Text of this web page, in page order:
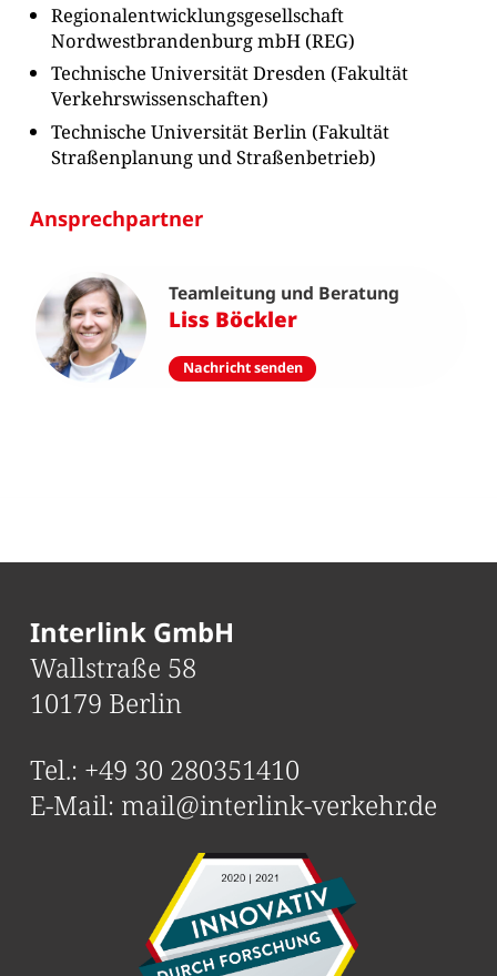
Regionalentwicklungsgesellschaft
Nordwestbrandenburg mbH (REG)
Technische Universität Dresden (Fakultät
Verkehrswissenschaften)
Technische Universität Berlin (Fakultät
Straßenplanung und Straßenbetrieb)
Ansprechpartner
Teamleitung und Beratung
Liss Böckler
Nachricht senden
Interlink GmbH
Wallstraße 58
10179 Berlin
Tel.: +49 30 280351410
E-Mail: mail@interlink-verkehr.de